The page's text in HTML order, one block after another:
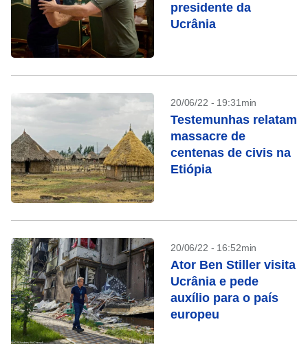
presidente da
Ucrânia
20/06/22 - 19:31min
Testemunhas relatam
massacre de
centenas de civis na
Etiópia
20/06/22 - 16:52min
Ator Ben Stiller visita
Ucrânia e pede
auxílio para o país
europeu